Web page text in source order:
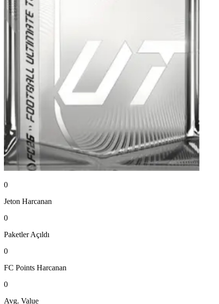
0
Jeton Harcanan
0
Paketler Açıldı
0
FC Points Harcanan
0
Avg. Value